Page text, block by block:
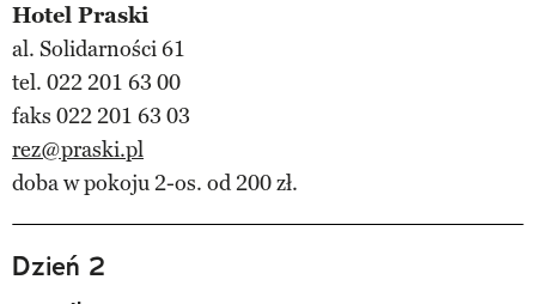
Hotel Praski
al. Solidarności 61
tel. 022 201 63 00
faks 022 201 63 03
rez@praski.pl
doba w pokoju 2-os. od 200 zł.
Dzień 2